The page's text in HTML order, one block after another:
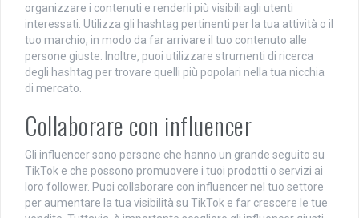
organizzare i contenuti e renderli più visibili agli utenti
interessati. Utilizza gli hashtag pertinenti per la tua attività o il
tuo marchio, in modo da far arrivare il tuo contenuto alle
persone giuste. Inoltre, puoi utilizzare strumenti di ricerca
degli hashtag per trovare quelli più popolari nella tua nicchia
di mercato.
Collaborare con influencer
Gli influencer sono persone che hanno un grande seguito su
TikTok e che possono promuovere i tuoi prodotti o servizi ai
loro follower. Puoi collaborare con influencer nel tuo settore
per aumentare la tua visibilità su TikTok e far crescere le tue